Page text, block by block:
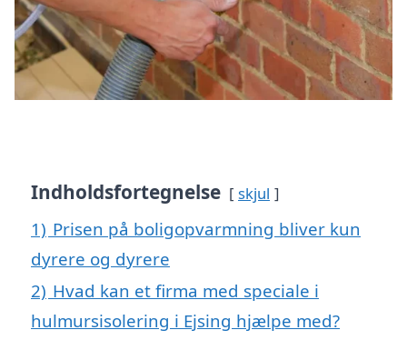
Indholdsfortegnelse skjul
1) Prisen på boligopvarmning bliver kun
dyrere og dyrere
2) Hvad kan et firma med speciale i
hulmursisolering i Ejsing hjælpe med?